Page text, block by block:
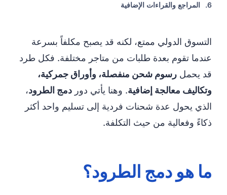
التسوق الدولي ممتع، لكنه قد يصبح مكلفاً بسرعة
عندما تقوم بعدة طلبات من متاجر مختلفة. فكل طرد
قد يحمل رسوم شحن منفصلة، وأوراق جمركية،
وتكاليف معالجة إضافية. وهنا يأتي دور دمج الطرود،
الذي يحول عدة شحنات فردية إلى تسليم واحد أكثر
ذكاءً وفعالية من حيث التكلفة.
ما هو دمج الطرود؟
6. المراجع والقراءات الإضافية